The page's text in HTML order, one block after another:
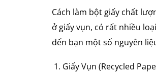
Cách làm bột giấy chất
ở giấy vụn, có rất nhiều
đến bạn một số nguyên
Giấy Vụn (Recycled